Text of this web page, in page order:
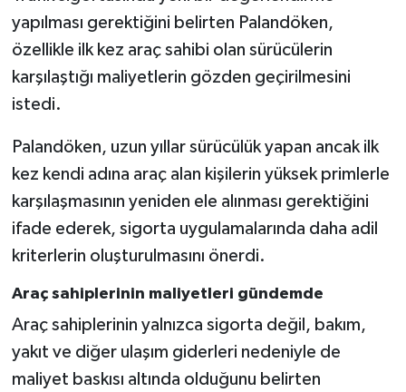
yapılması gerektiğini belirten Palandöken,
özellikle ilk kez araç sahibi olan sürücülerin
karşılaştığı maliyetlerin gözden geçirilmesini
istedi.
Palandöken, uzun yıllar sürücülük yapan ancak ilk
kez kendi adına araç alan kişilerin yüksek primlerle
karşılaşmasının yeniden ele alınması gerektiğini
ifade ederek, sigorta uygulamalarında daha adil
kriterlerin oluşturulmasını önerdi.
Araç sahiplerinin maliyetleri gündemde
Araç sahiplerinin yalnızca sigorta değil, bakım,
yakıt ve diğer ulaşım giderleri nedeniyle de
maliyet baskısı altında olduğunu belirten